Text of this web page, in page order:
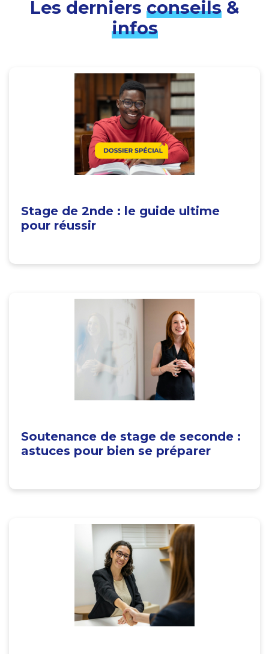
Les derniers conseils&
infos
Stage de 2nde : le guide ultime
pour réussir
Soutenance de stage de seconde :
astuces pour bien se préparer